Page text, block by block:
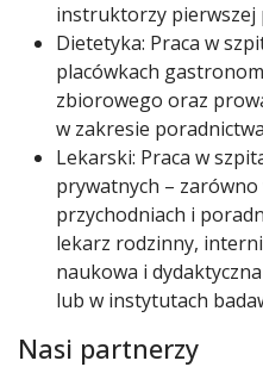
instruktorzy pierwszej
Dietetyka: Praca w
placówkach
zbiorowego oraz
w zakresie
Lekarski: Praca w
prywatnych – zarówno
przychodniach i
lekarz rodzinny,
naukowa i
lub w instytutach
Nasi partnerzy